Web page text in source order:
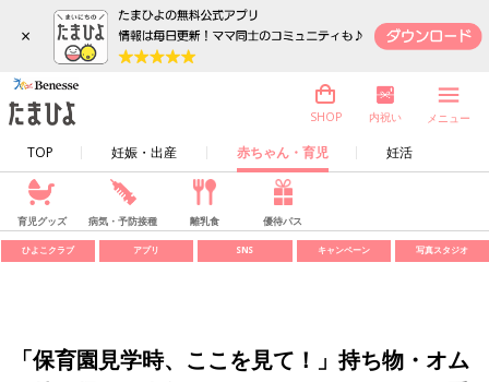
×
TOP 妊娠・出産 赤ちゃん・育児 妊活
SHOP 内祝い メニュー
育児グッズ 病気・予防接種 離乳食 優待パス
ひよこクラブ アプリ SNS キャンペーン 写真スタジオ
「保育園見学時、ここを見て！」持ち物・オム